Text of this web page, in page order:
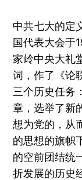
中共七大的定
国代表大会于
家岭中央大礼
词，作了《论
三个历史任务
章，选举了新
想为党的，从
的思想的旗帜
的空前团结统
折发展的历史